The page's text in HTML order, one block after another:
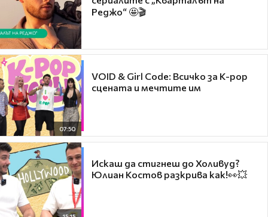
Реджо“ 🤩🎬
07:50
VOID & Girl Code: Всичко за K-pop
сцената и мечтите им
Искаш да стигнеш до Холивуд?
Юлиан Костов разкрива как!👀💥